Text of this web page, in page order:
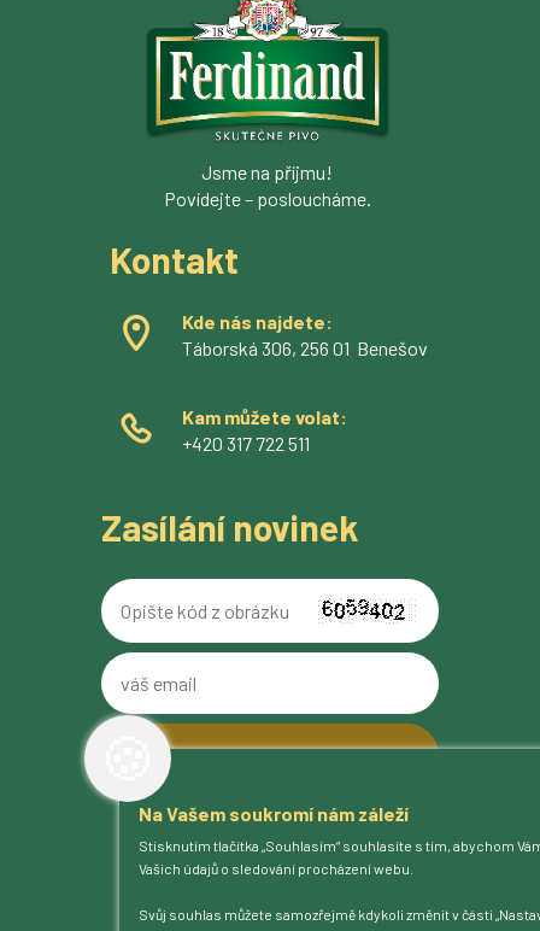
Na Vašem soukromí nám záleží
Stisknutím tlačítka „Souhlasím“ souhlasíte s tím, abychom
Vašich údajů o sledování procházení webu.
Svůj souhlas můžete samozřejmě kdykoli změnit v části
O pivovaru
Naše piva
Kam na Ferdinanda
Humnová sladovna
Jsme na příjmu!
Povídejte – posloucháme.
Kontakt
Kde nás najdete:
Táborská 306, 256 01 Benešov
Kam můžete volat:
+420 317 722 511
Zasílání novinek
Opište
kód
váš
email